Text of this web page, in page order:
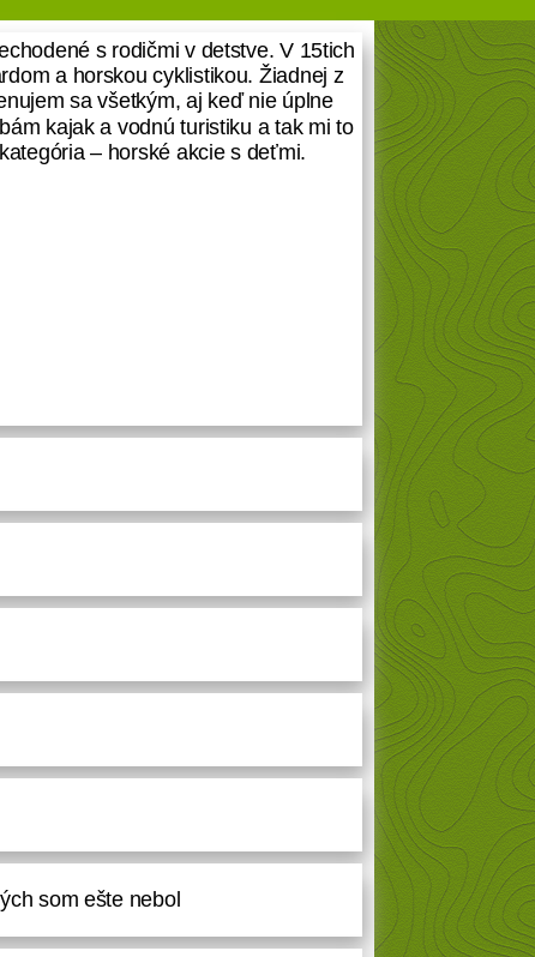
s rodičmi v detstve. V 15tich
a horskou cyklistikou. Žiadnej z
sa všetkým, aj keď nie úplne
kajak a vodnú turistiku a tak mi to
– horské akcie s deťmi.
som ešte nebol